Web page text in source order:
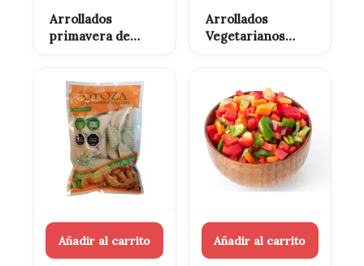
Arrollados
primavera de
Arrollados
Vegetarianos
Añadir al carrito Añadir al carrito